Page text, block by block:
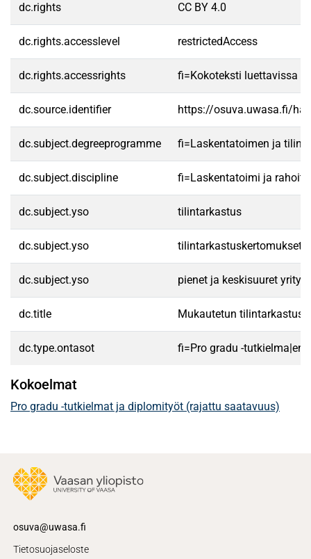
dc.rights CC BY 4.0
dc.rights.accesslevel restrictedAccess
dc.rights.accessrights fi=Kokoteksti luettavissa
dc.source.identifier https://osuva.uwasa.fi/
dc.subject.degreeprogramme fi=Laskentatoimen ja
dc.subject.discipline fi=Laskentatoimi ja
dc.subject.yso tilintarkastus
dc.subject.yso tilintarkastuskertomukset
dc.subject.yso pienet ja keskisuuret
dc.title Mukautetun
dc.type.ontasot fi=Pro gradu -
Kokoelmat
Pro gradu -tutkielmat ja diplomityöt (rajattu saatavuus)
osuva@uwasa.fi
Tietosuojaseloste